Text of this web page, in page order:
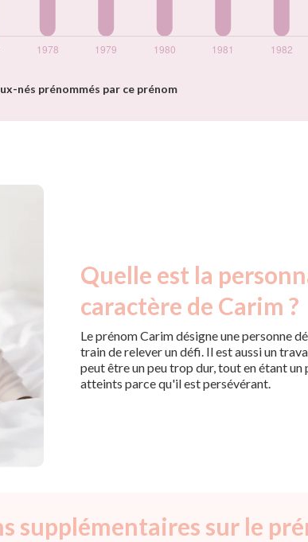
nés prénommés par ce prénom
Quelle est la
caractère de Carim ?
Le prénom Carim désigne une personne
train de relever un défi. Il est aussi un
peut être un peu trop dur, tout en étant
atteints parce qu'il est persévérant.
supplémentaires sur le